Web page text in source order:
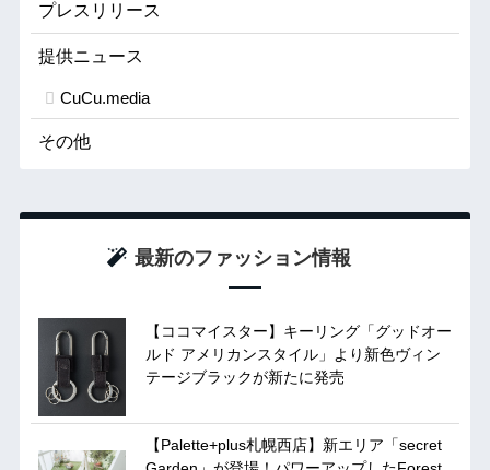
プレスリリース
提供ニュース
CuCu.media
その他
最新のファッション情報
【ココマイスター】キーリング「グッドオー
ルド アメリカンスタイル」より新色ヴィン
テージブラックが新たに発売
【Palette+plus札幌西店】新エリア「secret